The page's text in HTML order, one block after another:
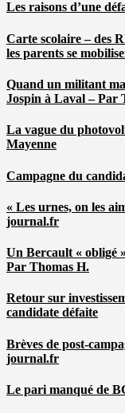
Les raisons d’une
Carte scolaire – des
les parents se
Quand un militant
Jospin à Laval – Par
La vague du
Mayenne
Campagne du
« Les urnes, on les
journal.fr
Un Bercault « obligé
Par Thomas H.
Retour sur
candidate défaite
Brèves de post-
journal.fr
Le pari manqué de